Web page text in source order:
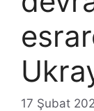
17 Şubat